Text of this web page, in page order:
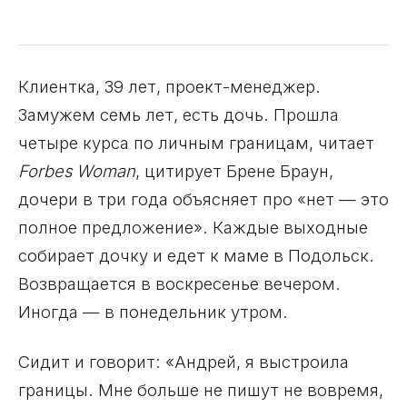
Клиентка, 39 лет, проект-менеджер.
Замужем семь лет, есть дочь. Прошла
четыре курса по личным границам, читает
Forbes Woman, цитирует Брене Браун,
дочери в три года объясняет про «нет — это
полное предложение». Каждые выходные
собирает дочку и едет к маме в Подольск.
Возвращается в воскресенье вечером.
Иногда — в понедельник утром.
Сидит и говорит: «Андрей, я выстроила
границы. Мне больше не пишут не вовремя,